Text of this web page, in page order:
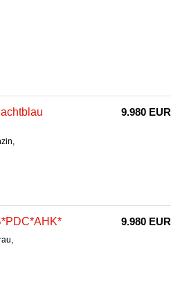
9.980 EUR
9.980 EUR